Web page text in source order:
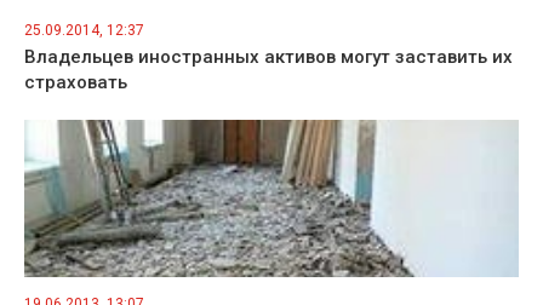
25.09.2014, 12:37
Владельцев иностранных активов могут заставить их
страховать